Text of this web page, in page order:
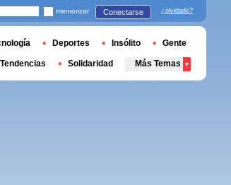
memorizar Conectarse ¿olvidado?
Deportes Insólito Gente
Tendencias Solidaridad Más Temas